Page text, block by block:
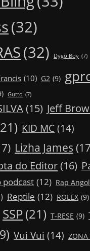
(32)
(32) Dygo Boy (7)
(10) G2 (9)
Gutto (7)
(15) Jeff
KID MC (14)
Lizha James
do Editor(16)
podcast (12) Rap
Reptile (12) ROLEX (9)
SSP(21) T-RESE (9)
Vui Vui (14) ZONA